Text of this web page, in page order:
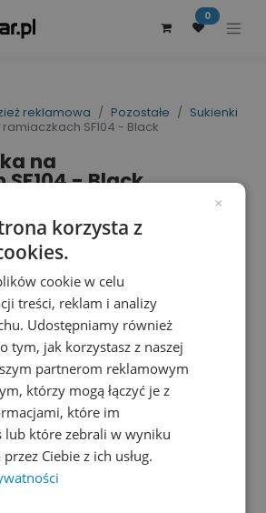
0
reklamowa Pozostałe
Sukienki
SF104 - Black
na
- Black
| nr art.: SF104 | nr
×
korzysta z
cookie w celu
treści, reklam i analizy
Udostępniamy również
tym, jak korzystasz z naszej
partnerom reklamowym
którzy mogą łączyć je z
które im
lub które zebrali w wyniku
Ciebie z ich usług.